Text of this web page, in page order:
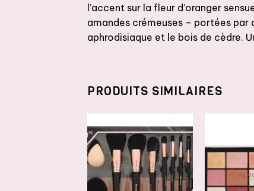
l’accent sur la fleur d’oranger
amandes crémeuses – portées
aphrodisiaque et le bois de cèdre.
PRODUITS SIMILAIRES
AJOUTER
À LA
LISTE DE